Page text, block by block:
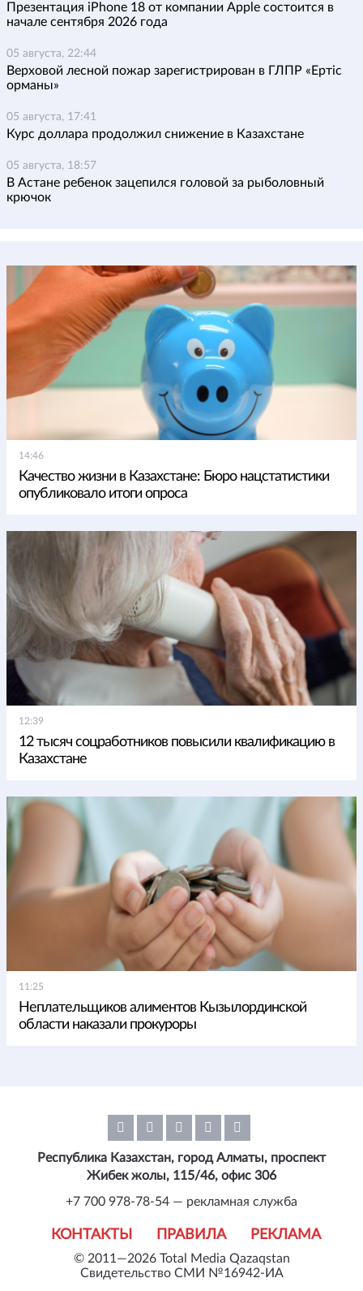
Презентация iPhone 18 от компании Apple состоится в
начале сентября 2026 года
05 августа, 22:44
Верховой лесной пожар зарегистрирован в ГЛПР «Ертіс
орманы»
05 августа, 17:41
Курс доллара продолжил снижение в Казахстане
05 августа, 18:57
В Астане ребенок зацепился головой за рыболовный
крючок
14:46
Качество жизни в Казахстане: Бюро нацстатистики
опубликовало итоги опроса
12:39
12 тысяч соцработников повысили квалификацию в
Казахстане
11:25
Неплательщиков алиментов Кызылординской
области наказали прокуроры
© 2011—2026 Total Media Qazaqstan
Свидетельство СМИ №16942-ИА
КОНТАКТЫ ПРАВИЛА РЕКЛАМА
Республика Казахстан, город Алматы, проспект
Жибек жолы, 115/46, офис 306
+7 700 978-78-54 — рекламная служба